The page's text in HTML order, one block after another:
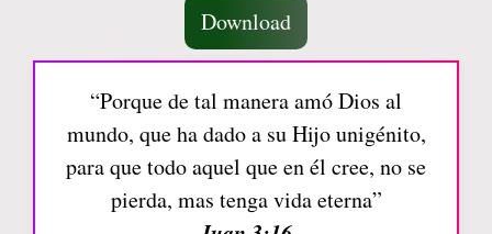
Download
“Porque de tal manera amó Dios al
mundo, que ha dado a su Hijo unigénito,
para que todo aquel que en él cree, no se
pierda, mas tenga vida eterna”